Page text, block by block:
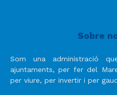
Sobre
Som una administració
ajuntaments, per fer del
per viure, per invertir i per